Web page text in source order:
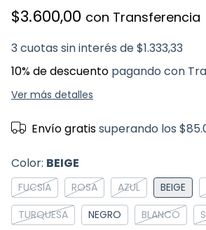
$3.600,00 con Transferencia
3 cuotas sin interés de$1.333,33
10% de descuento pagando con
Ver más detalles
Envío gratissuperando los
Color: BEIGE
FUCSIA ROSA AZUL BEIGE
TURQUESA
NEGRO BLANCO